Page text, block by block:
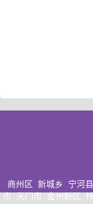
商州区 新城乡 宁河县
市
天门市 金州新区